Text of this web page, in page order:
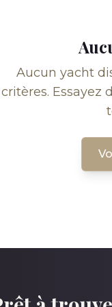
Aucun yacht
critères. Essayez